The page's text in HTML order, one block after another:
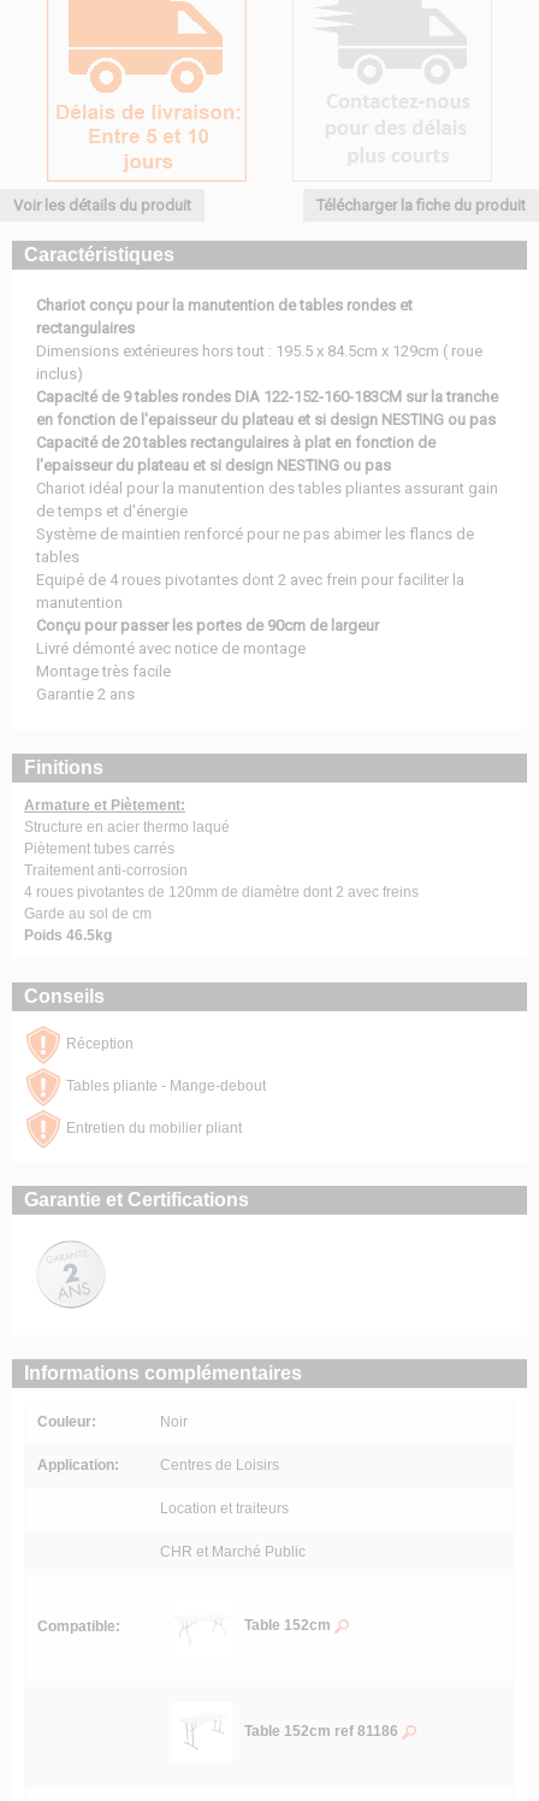
Voir les détails du produit Télécharger la fiche du produit
Caractéristiques
Chariot conçu pour la manutention de tables rondes et
rectangulaires
Dimensions extérieures hors tout : 195.5 x 84.5cm x 129cm ( roue
inclus)
Capacité de 9 tables rondes DIA 122-152-160-183CM sur la tranche
en fonction de l'epaisseur du plateau et si design NESTING ou pas
Capacité de 20 tables rectangulaires à plat en fonction de
l'epaisseur du plateau et si design NESTING ou pas
Chariot idéal pour la manutention des tables pliantes assurant gain
de temps et d'énergie
Système de maintien renforcé pour ne pas abimer les flancs de
tables
Equipé de 4 roues pivotantes dont 2 avec frein pour faciliter la
manutention
Conçu pour passer les portes de 90cm de largeur
Livré démonté avec notice de montage
Montage très facile
Garantie 2 ans
Finitions
Armature et Piètement:
Structure en acier thermo laqué
Piètement tubes carrés
Traitement anti-corrosion
4 roues pivotantes de 120mm de diamètre dont 2 avec freins
Garde au sol de cm
Poids 46.5kg
Conseils
Réception
Tables pliante - Mange-debout
Entretien du mobilier pliant
Garantie et Certifications
Informations complémentaires
Couleur: Noir
Application: Centres de Loisirs
Location et traiteurs
CHR et Marché Public
Compatible: Table 152cm
Table 152cm ref 81186